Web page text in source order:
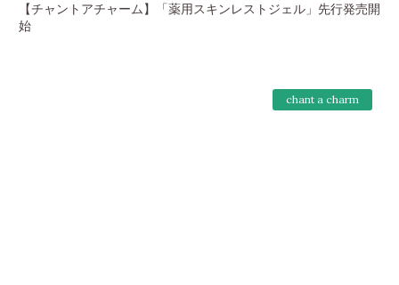
【チャントアチャーム】「薬用スキンレストジェル」先行発売開
始
chant a charm